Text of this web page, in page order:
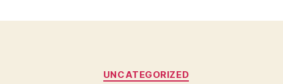
Categorías
UNCATEGORIZED